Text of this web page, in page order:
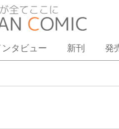
ンタビュー 新刊 発